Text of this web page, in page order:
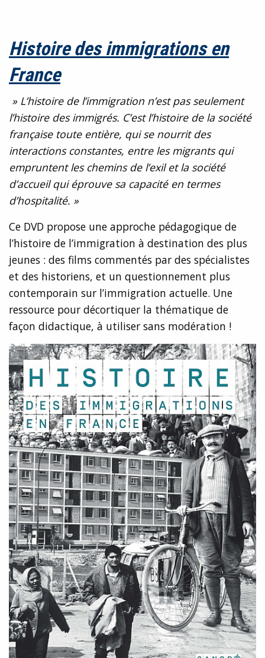
Histoire des immigrations en
France
» L’histoire de l’immigration n’est pas seulement
l’histoire des immigrés. C’est l’histoire de la société
française toute entière, qui se nourrit des
interactions constantes, entre les migrants qui
empruntent les chemins de l’exil et la société
d’accueil qui éprouve sa capacité en termes
d’hospitalité. »
Ce DVD propose une approche pédagogique de
l’histoire de l’immigration à destination des plus
jeunes : des films commentés par des spécialistes
et des historiens, et un questionnement plus
contemporain sur l’immigration actuelle. Une
ressource pour décortiquer la thématique de
façon didactique, à utiliser sans modération !